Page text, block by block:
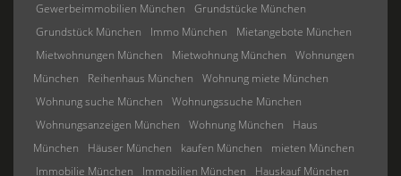
Gewerbeimmobilien München
Grundstücke München
Grundstück München
Immo München
Mietangebote München
Mietwohnungen München
Mietwohnung München
Wohnungen
München
Reihenhaus München
Wohnung miete München
Wohnung suche München
Wohnungssuche München
Wohnungsanzeigen München
Wohnung München
Haus
München
Häuser München kaufen München
mieten München
Immobilie München
Immobilien München
Hauskauf München